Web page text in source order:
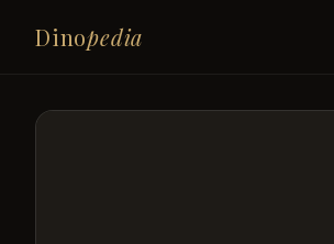
Dinopedia